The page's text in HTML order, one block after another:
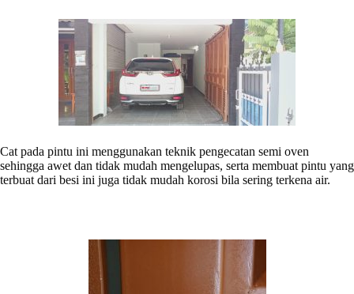
Cat pada pintu ini menggunakan teknik pengecatan semi oven
sehingga awet dan tidak mudah mengelupas, serta membuat pintu yang
terbuat dari besi ini juga tidak mudah korosi bila sering terkena air.